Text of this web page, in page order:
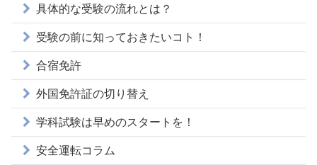
具体的な受験の流れとは？
受験の前に知っておきたいコト！
合宿免許
外国免許証の切り替え
学科試験は早めのスタートを！
安全運転コラム